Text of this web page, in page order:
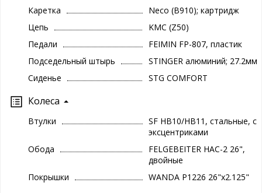
Каретка
Neco (B910); картридж
Цепь
KMC (Z50)
Педали
FEIMIN FP-807, пластик
Подседельный штырь
STINGER алюминий; 27.2мм
Сиденье
STG COMFORT
Колеса
Втулки
SF HB10/HB11, стальные, с
эксцентриками
Обода
FELGEBEITER HAC-2 26",
двойные
Покрышки
WANDA P1226 26"x2.125"